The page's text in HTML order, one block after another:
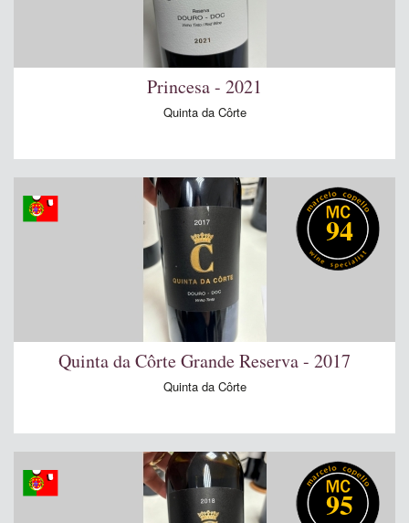
Princesa - 2021
Quinta da Côrte
94
Quinta da Côrte Grande Reserva - 2017
Quinta da Côrte
95